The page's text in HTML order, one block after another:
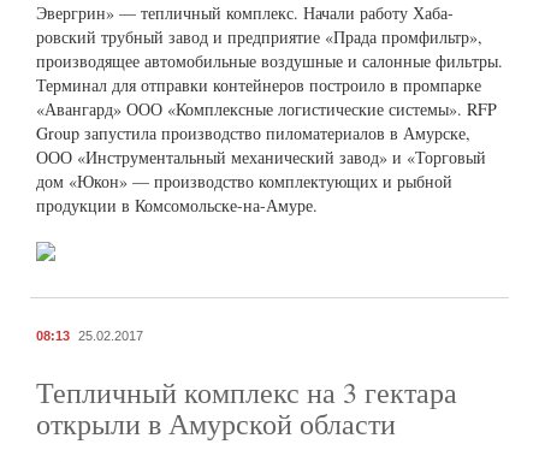
Эвергрин» — тепличный комплекс. Начали работу Хаба­
ровский трубный завод и пред­приятие «Прада промфильтр»,
производящее автомобильные воздушные и салонные филь­тры.
Терминал для отправ­ки контейнеров построило в промпарке
«Авангард» ООО «Комплексные логистические системы». RFP
Group запу­стила производство пилома­териалов в Амурске,
ООО «Ин­струментальный механиче­ский завод» и «Торговый
дом «Юкон» — производство ком­плектующих и рыбной
продук­ции в Комсомольске-на-Амуре.
08:13 25.02.2017
Тепличный комплекс на 3 гектара
открыли в Амурской области